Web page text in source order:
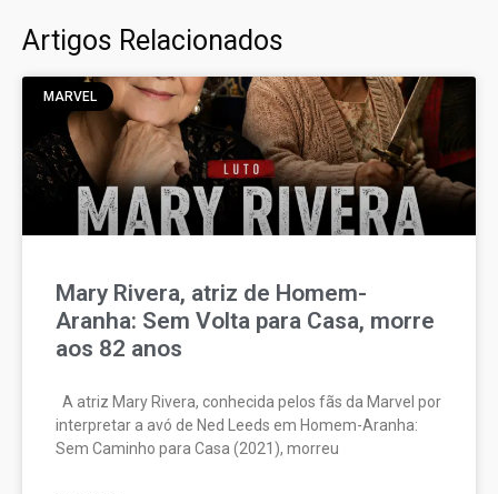
Artigos Relacionados
MARVEL
Mary Rivera, atriz de Homem-
Aranha: Sem Volta para Casa, morre
aos 82 anos
A atriz Mary Rivera, conhecida pelos fãs da Marvel por
interpretar a avó de Ned Leeds em Homem-Aranha:
Sem Caminho para Casa (2021), morreu